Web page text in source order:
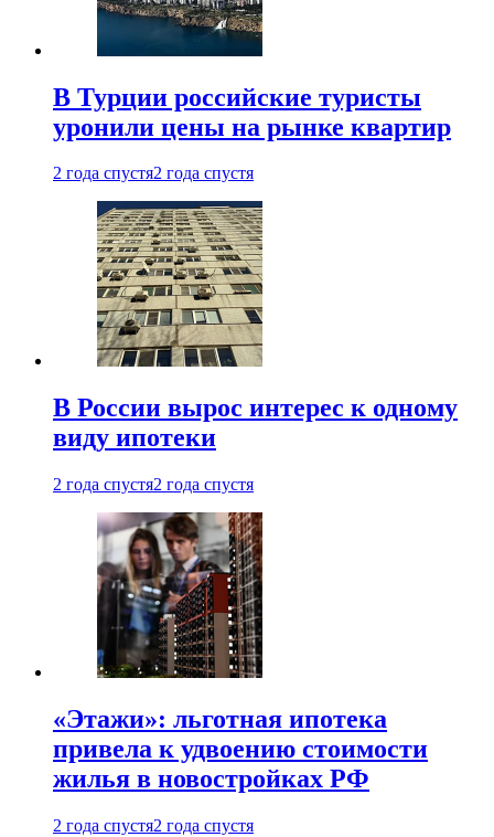
В Турции российские туристы
уронили цены на рынке квартир
2 года спустя2 года спустя
В России вырос интерес к одному
виду ипотеки
2 года спустя2 года спустя
«Этажи»: льготная ипотека
привела к удвоению стоимости
жилья в новостройках РФ
2 года спустя2 года спустя